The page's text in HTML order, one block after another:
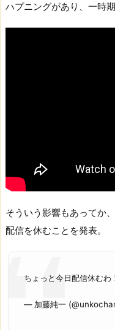
ハプニングがあり、一時
そういう影響もあってか
配信を休むことを発表。
ちょっと今日配信休むわ
— 加藤純一